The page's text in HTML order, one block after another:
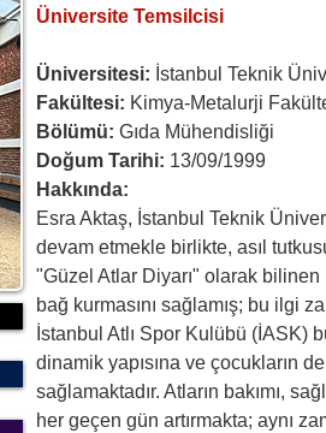
Üniversite Temsilcisi
Üniversitesi: İstanbul Teknik
Fakültesi: Kimya-Metalurji
Bölümü: Gıda Mühendisliği
Doğum Tarihi: 13/09/1999
Hakkında:
Esra Aktaş, İstanbul Teknik
devam etmekle birlikte, asıl
"Güzel Atlar Diyarı" olarak
bağ kurmasını sağlamış; bu ilgi
İstanbul Atlı Spor Kulübü (İASK)
dinamik yapısına ve çocukların
sağlamaktadır. Atların bakımı,
her geçen gün artırmakta; aynı